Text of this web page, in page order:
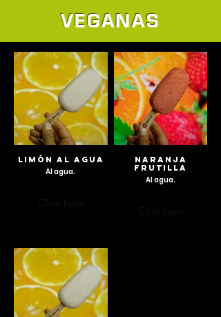
VEGANAS
LIMÓN AL AGUA
Al agua.
Click here
NARANJA
FRUTILLA
Al agua.
Click here